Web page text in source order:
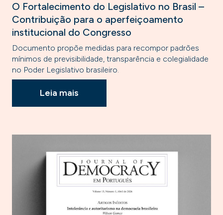
O Fortalecimento do Legislativo no Brasil –
Contribuição para o aperfeiçoamento
institucional do Congresso
Documento propõe medidas para recompor padrões
mínimos de previsibilidade, transparência e colegialidade
no Poder Legislativo brasileiro.
Leia mais